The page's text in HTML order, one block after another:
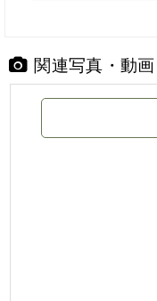
関連写真・動画